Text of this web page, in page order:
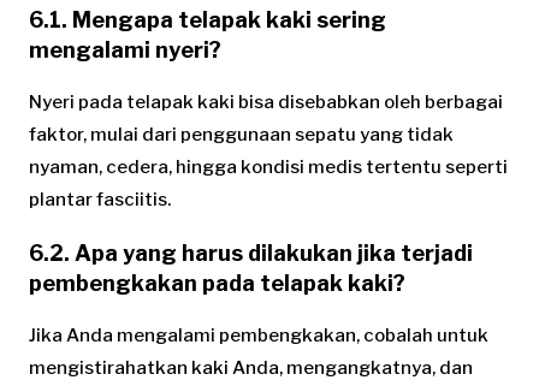
6.1. Mengapa telapak kaki sering
mengalami nyeri?
Nyeri pada telapak kaki bisa disebabkan oleh berbagai
faktor, mulai dari penggunaan sepatu yang tidak
nyaman, cedera, hingga kondisi medis tertentu seperti
plantar fasciitis.
6.2. Apa yang harus dilakukan jika terjadi
pembengkakan pada telapak kaki?
Jika Anda mengalami pembengkakan, cobalah untuk
mengistirahatkan kaki Anda, mengangkatnya, dan